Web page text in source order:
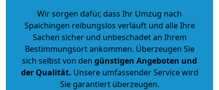
Wir sorgen dafür, dass Ihr Umzug nach
Spaichingen reibungslos verläuft und alle Ihre
Sachen sicher und unbeschadet an Ihrem
Bestimmungsort ankommen. Überzeugen Sie
sich selbst von den günstigen Angeboten und
der Qualität. Unsere umfassender Service wird
Sie garantiert überzeugen.